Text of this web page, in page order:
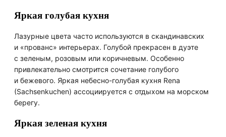
Яркая голубая кухня
Лазурные цвета часто используются в скандинавских
и «прованс» интерьерах. Голубой прекрасен в дуэте
с зеленым, розовым или коричневым. Особенно
привлекательно смотрится сочетание голубого
и бежевого. Яркая небесно-голубая кухня Rena
(Sachsenkuchen) ассоциируется с отдыхом на морском
берегу.
Яркая зеленая кухня